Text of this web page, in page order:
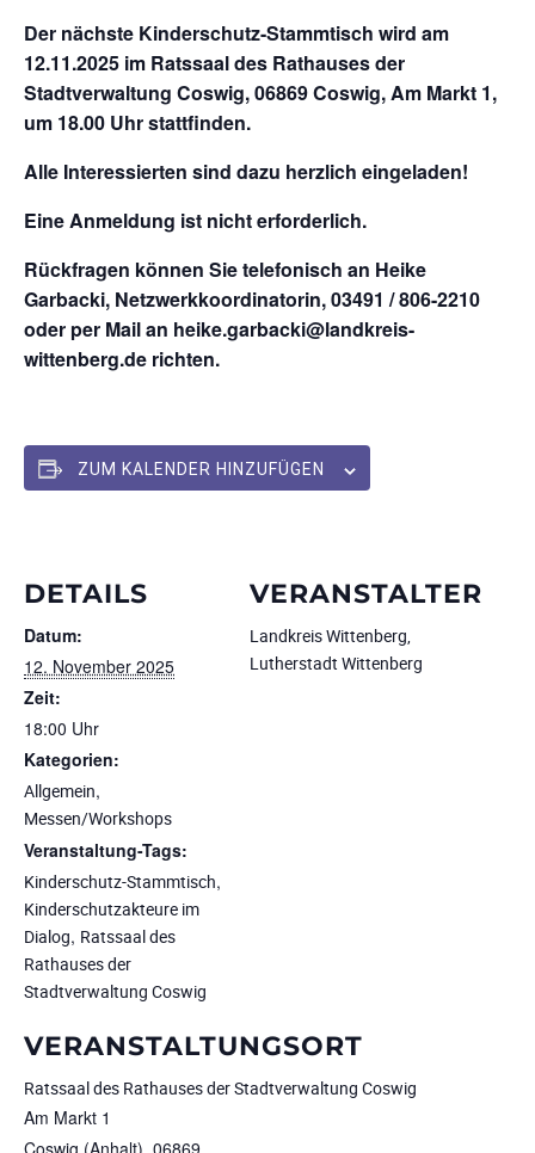
Der nächste Kinderschutz-Stammtisch wird am
12.11.2025 im Ratssaal des Rathauses der
Stadtverwaltung Coswig, 06869 Coswig, Am Markt 1,
um 18.00 Uhr stattfinden.
Alle Interessierten sind dazu herzlich eingeladen!
Eine Anmeldung ist nicht erforderlich.
Rückfragen können Sie telefonisch an Heike
Garbacki, Netzwerkkoordinatorin, 03491 / 806-2210
oder per Mail an heike.garbacki@landkreis-
wittenberg.de richten.
ZUM KALENDER HINZUFÜGEN
DETAILS
Datum:
12. November 2025
Zeit:
18:00 Uhr
Kategorien:
Allgemein,
Messen/Workshops
Veranstaltung-Tags:
Kinderschutz-Stammtisch,
Kinderschutzakteure im
Dialog, Ratssaal des
Rathauses der
Stadtverwaltung Coswig
VERANSTALTUNGSORT
Ratssaal des Rathauses der Stadtverwaltung Coswig
Am Markt 1
VERANSTALTER
Landkreis Wittenberg,
Lutherstadt Wittenberg